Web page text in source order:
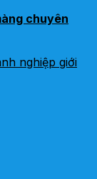
chuyên
nghiệp giới